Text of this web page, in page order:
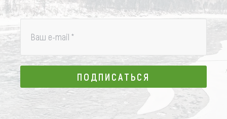
Ваш e-mail *
ПОДПИСАТЬСЯ
ПОДПИСАТЬСЯ